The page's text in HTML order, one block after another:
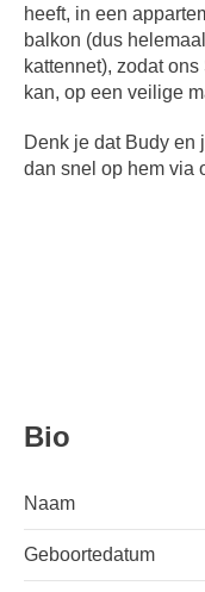
heeft, in een
balkon (dus
kattennet), zodat
kan, op een veilige
Denk je dat Budy en
dan snel op hem via
Bio
Naam
Geboortedatum